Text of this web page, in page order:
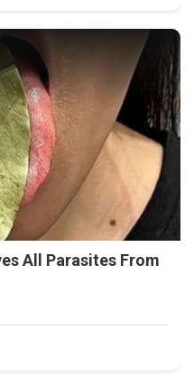
All Parasites From